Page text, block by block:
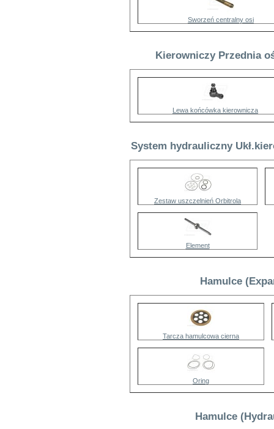
Sworzeń centralny osi
Kierowniczy Przednia
Lewa końcówka kierownicza
System hydrauliczny
Zestaw uszczelnień Orbitrola
Element
Hamulce
Tarcza hamulcowa cierna
Oring
Hamulce